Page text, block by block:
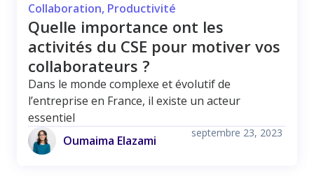
Collaboration, Productivité
Quelle importance ont les
activités du CSE pour motiver vos
collaborateurs ?
Dans le monde complexe et évolutif de
l’entreprise en France, il existe un acteur
essentiel
Oumaima Elazami
septembre 23, 2023